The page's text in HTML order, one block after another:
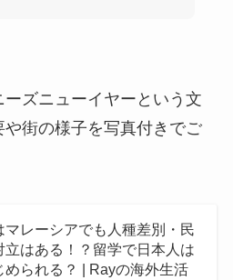
ズニューイヤーという文
街の様子を写真付きでご
マレーシアでも人種差別・民
立はある！？留学で日本人は
められる？ | Rayの海外生活